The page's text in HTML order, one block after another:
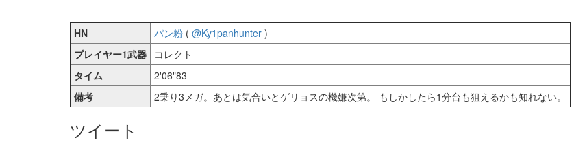
HN パン粉 ( @Ky1panhunter )
プレイヤー1武器
コレクト
タイム
2'06"83
備考
2乗り3メガ。あとは気合いとゲリョスの機嫌次第。 もしかしたら1分台も狙えるかも知れない。
ツイート